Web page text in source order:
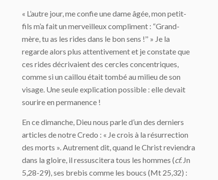
« L’autre jour, me confie une dame âgée, mon petit-
fils m’a fait un merveilleux compliment : “Grand-
mère, tu as les rides dans le bon sens !ˮ » Je la
regarde alors plus attentivement et je constate que
ces rides décrivaient des cercles concentriques,
comme si un caillou était tombé au milieu de son
visage. Une seule explication possible : elle devait
sourire en permanence !
En ce dimanche, Dieu nous parle d’un des derniers
articles de notre Credo : « Je crois à la résurrection
des morts ». Autrement dit, quand le Christ reviendra
dans la gloire, il ressuscitera tous les hommes (cf. Jn
5,28-29), ses brebis comme les boucs (Mt 25,32) :